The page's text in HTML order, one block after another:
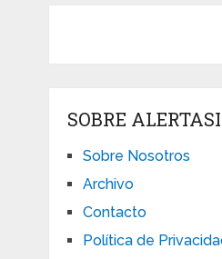
SOBRE
Sobre Nosotros
Archivo
Contacto
Política de